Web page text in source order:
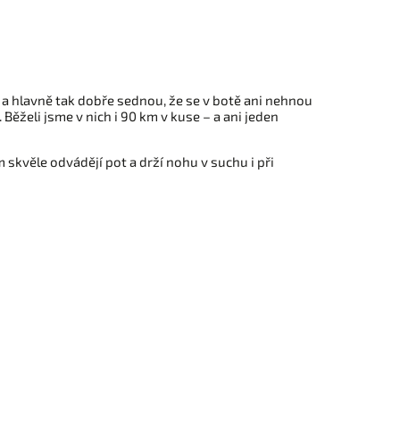
tak dobře sednou, že se v botě ani nehnou
jsme v nich i 90 km v kuse – a ani jeden
odvádějí pot a drží nohu v suchu i při